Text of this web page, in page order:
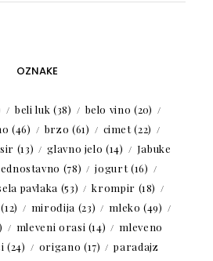
OZNAKE
beli luk (38) belo vino (20)
(46) brzo (61) cimet(22)
(13) glavno jelo (14)
Jabuke
(78) jogurt(16)
pavlaka (53) krompir (18)
(12) mirođija (23) mleko (49)
mleveni orasi (14)
mleveno
(24) origano (17)
paradajz